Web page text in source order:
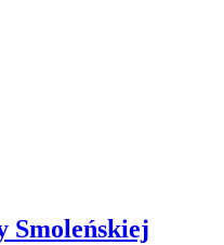
Smoleńskiej